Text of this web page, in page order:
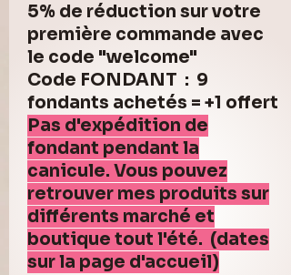
5% de réduction sur votre
première commande avec
le code "welcome"
Code FONDANT : 9
fondants achetés = +1 offert
Pas d'expédition de
fondant pendant la
canicule. Vous pouvez
retrouver mes produits sur
différents marché et
boutique tout l'été. (dates
sur la page d'accueil)